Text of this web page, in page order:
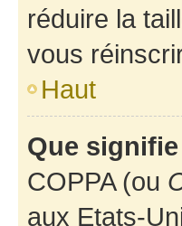
réduire la
vous
Haut
Que signifie
COPPA (ou
aux Etats-